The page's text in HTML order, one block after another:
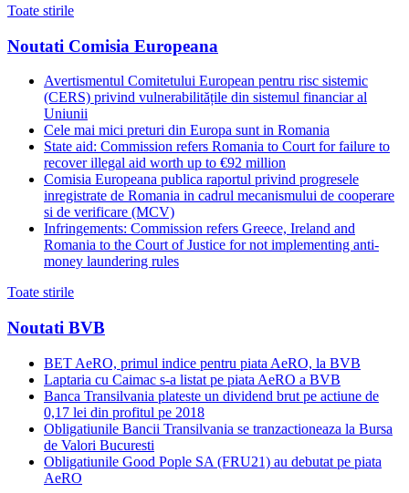
Toate stirile
Noutati Comisia Europeana
Avertismentul Comitetului European pentru risc sistemic
(CERS) privind vulnerabilitățile din sistemul financiar al
Uniunii
Cele mai mici preturi din Europa sunt in Romania
State aid: Commission refers Romania to Court for failure to
recover illegal aid worth up to €92 million
Comisia Europeana publica raportul privind progresele
inregistrate de Romania in cadrul mecanismului de cooperare
si de verificare (MCV)
Infringements: Commission refers Greece, Ireland and
Romania to the Court of Justice for not implementing anti-
money laundering rules
Toate stirile
Noutati BVB
BET AeRO, primul indice pentru piata AeRO, la BVB
Laptaria cu Caimac s-a listat pe piata AeRO a BVB
Banca Transilvania plateste un dividend brut pe actiune de
0,17 lei din profitul pe 2018
Obligatiunile Bancii Transilvania se tranzactioneaza la Bursa
de Valori Bucuresti
Obligatiunile Good Pople SA (FRU21) au debutat pe piata
AeRO